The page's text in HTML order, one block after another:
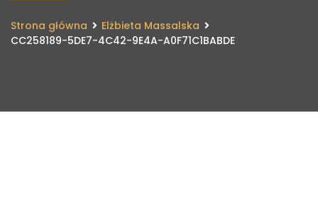
Strona główna
Elżbieta Massalska
CC258189-5DE7-4C42-9E4A-A0F71C1BABDE